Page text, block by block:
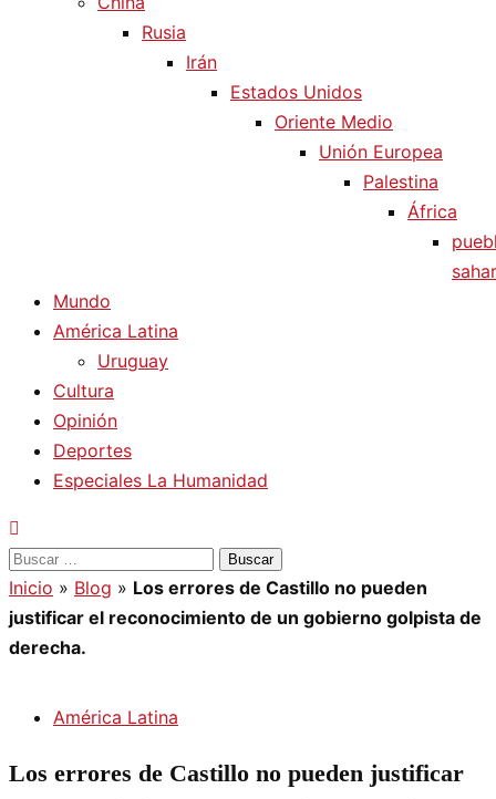
Rusia
Irán
Estados Unidos
Oriente Medio
Unión Europea
Palestina
África
Mundo
América Latina
Uruguay
Cultura
Opinión
Deportes
Especiales La Humanidad
Buscar:
Inicio » Blog » Los errores de Castillo no pueden
justificar el reconocimiento de un gobierno golpista de
derecha.
América Latina
Los errores de Castillo no pueden justificar